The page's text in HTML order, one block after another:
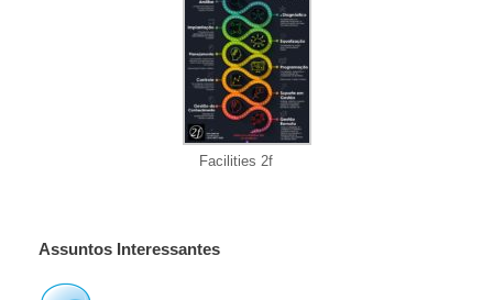
Facilities 2f
Assuntos Interessantes